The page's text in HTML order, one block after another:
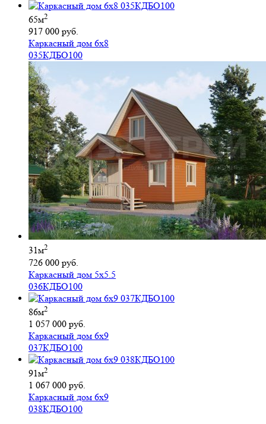
65м2
917 000 руб.
Каркасный дом 6х8
035КДБО100
31м2
726 000 руб.
Каркасный дом 5х5.5
036КДБО100
86м2
1 057 000 руб.
Каркасный дом 6х9
037КДБО100
91м2
1 067 000 руб.
Каркасный дом 6х9
038КДБО100